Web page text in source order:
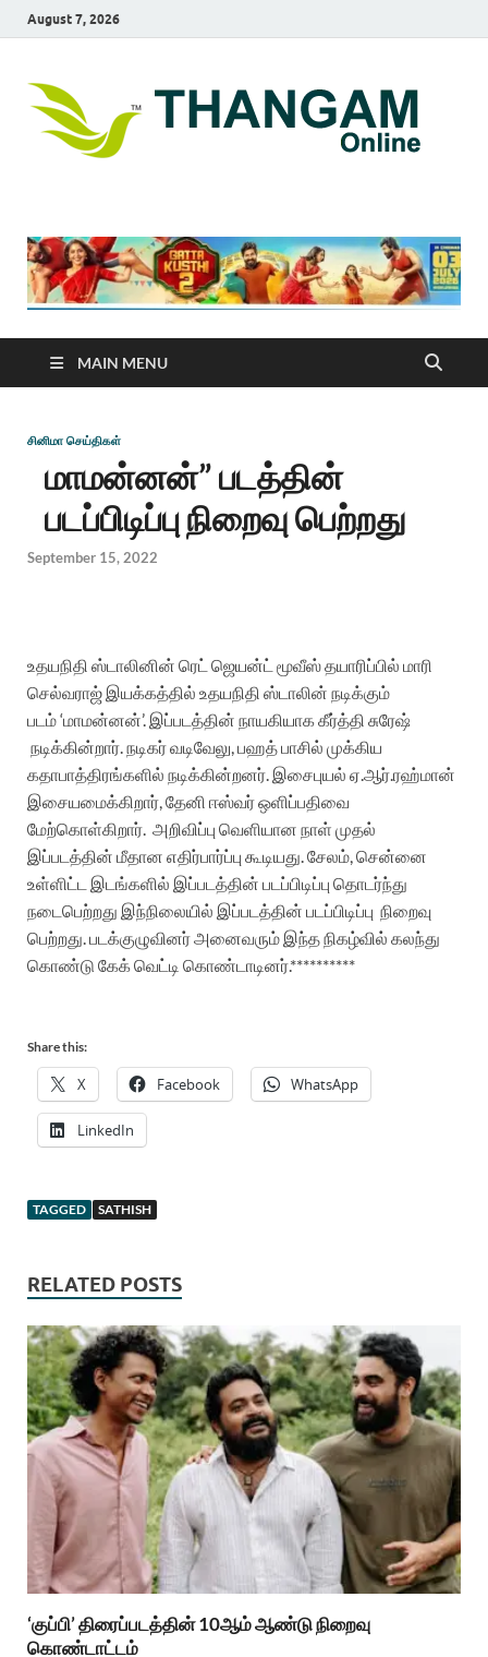
August 7, 2026
MAIN MENU
சினிமா செய்திகள்
மாமன்னன்” படத்தின்
படப்பிடிப்பு நிறைவு பெற்றது
September 15, 2022
உதயநிதி ஸ்டாலினின் ரெட் ஜெயன்ட் மூவீஸ் தயாரிப்பில் மாரி
செல்வராஜ் இயக்கத்தில் உதயநிதி ஸ்டாலின் நடிக்கும்
படம் ‘மாமன்னன்’. இப்படத்தின் நாயகியாக கீர்த்தி சுரேஷ்
நடிக்கின்றார். நடிகர் வடிவேலு, பஹத் பாசில் முக்கிய
கதாபாத்திரங்களில் நடிக்கின்றனர். இசைபுயல் ஏ.ஆர்.ரஹ்மான்
இசையமைக்கிறார், தேனி ஈஸ்வர் ஒளிப்பதிவை
மேற்கொள்கிறார். அறிவிப்பு வெளியான நாள் முதல்
இப்படத்தின் மீதான எதிர்பார்ப்பு கூடியது. சேலம், சென்னை
உள்ளிட்ட இடங்களில் இப்படத்தின் படப்பிடிப்பு தொடர்ந்து
நடைபெற்றது இந்நிலையில் இப்படத்தின் படப்பிடிப்பு நிறைவு
பெற்றது. படக்குழுவினர் அனைவரும் இந்த நிகழ்வில் கலந்து
கொண்டு கேக் வெட்டி கொண்டாடினர்.**********
Share this:
X Facebook WhatsApp
LinkedIn
TAGGED SATHISH
RELATED POSTS
‘குப்பி’ திரைப்படத்தின் 10ஆம் ஆண்டு நிறைவு
கொண்டாட்டம்